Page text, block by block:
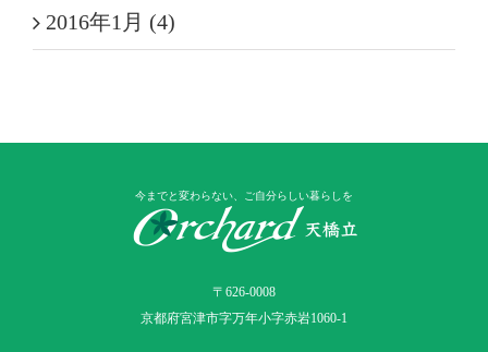
2016年1月 (4)
今までと変わらない、ご自分らしい暮らしを
〒626-0008
京都府宮津市字万年小字赤岩1060-1